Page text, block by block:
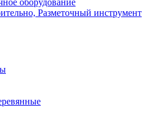
оборудование
Разметочный инструмент